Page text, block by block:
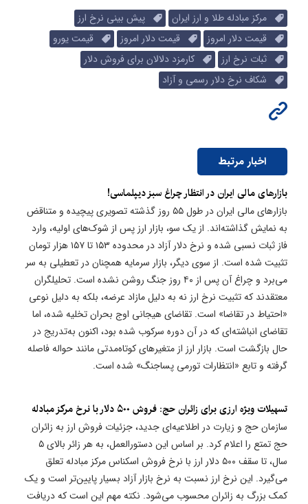
مرکز مبادله طلا و ارز ایران
پیش بینی نرخ ارز
قیمت دلار امروز
قیمت دلار امروز
قیمت یورو
ثبات نرخ ارز
کارمزد دلالان برای فروش دلار
شکاف نرخ دلار رسمی و آزاد
اخبار مرتبط
بازارهای مالی ایران در انتظار چراغ سبز دیپلماسی!
بازارهای مالی ایران در طول ۵۵ روز گذشته تصویری پیچیده و متناقض
به نمایش گذاشته‌اند. از یک سو، بازار ارز پس از شوک‌های اولیه، وارد
فاز ثبات نسبی شده و نرخ دلار آزاد در محدوده ۱۵۳ تا ۱۵۷ هزار تومان
تثبیت شده است. از سوی دیگر، بازار سرمایه همچنان در تعطیلی به سر
می‌برد و چراغ آن پس از ۴۰ روز جنگ روشن نشده است. تحلیلگران
معتقدند که تثبیت نرخ ارز نه به دلیل مازاد عرضه، بلکه به دلیل نوعی
«احتیاط در تقاضا» است. تقاضای هیجانی اوج بحران تخلیه شده، اما
تقاضای انباشته‌ای که در آن دوره سرکوب شده بود، اکنون به‌تدریج در
حال بازگشت است. بازار ارز از متغیرهای کوتاه‌مدتی مانند حواله فاصله
گرفته و تابع «انتظارات تورمی پساجنگ» شده است.
تسهیلات ویژه ارزی برای زائران حج: فروش ۵۰۰ دلار با نرخ مرکز مبادله
سازمان حج و زیارت در اطلاعیه‌ای جدید، جزئیات فروش ارز به زائران
حج تمتع را اعلام کرد. بر اساس این دستورالعمل، به هر زائر بالای ۵
سال، تا سقف ۵۰۰ دلار ارز با نرخ فروش اسکناس مرکز مبادله تعلق
می‌گیرد. این نرخ ارز نسبت به نرخ بازار آزاد بسیار پایین‌تر است و یک
کمک بزرگ به زائران محسوب می‌شود. نکته مهم این است که دریافت